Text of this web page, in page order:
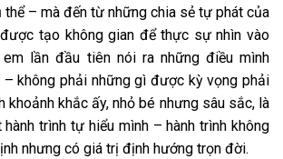
– mà đến từ những chia sẻ tự phát của
tạo không gian để thực sự nhìn vào
em lần đầu tiên nói ra những điều mình
không phải những gì được kỳ vọng phải
khoảnh khắc ấy, nhỏ bé nhưng sâu sắc, là
trình tự hiểu mình – hành trình không
nhưng có giá trị định hướng trọn đời.